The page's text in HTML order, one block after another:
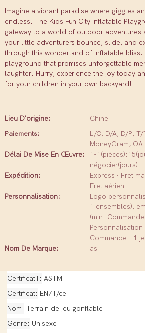
Imagine a vibrant paradise where giggles
endless. The Kids Fun City Inflatable
gateway to a world of outdoor adventures
your little adventurers bounce, slide, and
through this wonderland of inflatable bliss.
playground that promises unforgettable
laughter. Hurry, experience the joy today
for your children in your own backyard!
Lieu D'origine:
Chine
Paiements:
L/C, D/A, D/P,
MoneyGram, OA
Délai De Mise En Œuvre:
1-
négocier(jours)
Expédition:
Express · Fret
Fret aérien
Personnalisation:
Logo
1 ensembles),
(min.
Personnalisation
Commande : 1
Nom De Marque:
as
Certificat1
ASTM
Certificat EN71/ce
Nom Terrain de jeu gonflable
Genre
Unisexe